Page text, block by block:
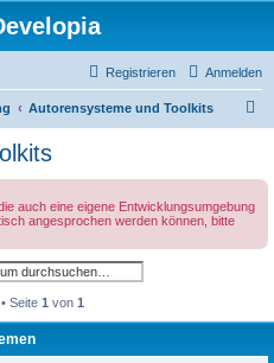
Anmelden
Registrieren
Autorensysteme und Toolkits
auch eine eigene Entwicklungsumgebung
angesprochen werden können, bitte
Suche
Seite 1 von 1